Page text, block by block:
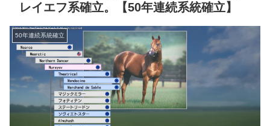
レイエフ系確立。【50年連続系統確立】
50年連続系統確立